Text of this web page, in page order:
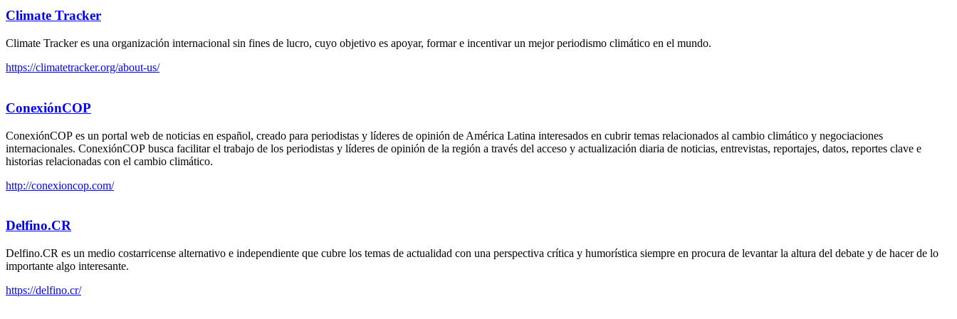
Climate Tracker
Climate Tracker es una organización internacional sin fines de lucro, cuyo objetivo es apoyar, formar e incentivar un mejor periodismo climático en el mundo.
https://climatetracker.org/about-us/
ConexiónCOP
ConexiónCOP es un portal web de noticias en español, creado para periodistas y líderes de opinión de América Latina interesados en cubrir temas relacionados al cambio climático y negociaciones
internacionales. ConexiónCOP busca facilitar el trabajo de los periodistas y líderes de opinión de la región a través del acceso y actualización diaria de noticias, entrevistas, reportajes, datos, reportes clave e
historias relacionadas con el cambio climático.
http://conexioncop.com/
Delfino.CR
Delfino.CR es un medio costarricense alternativo e independiente que cubre los temas de actualidad con una perspectiva crítica y humorística siempre en procura de levantar la altura del debate y de hacer de lo
importante algo interesante.
https://delfino.cr/